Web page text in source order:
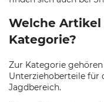
Welche
Kategorie?
Zur Kategorie
Unterziehoberteile für
Jagdbereich.